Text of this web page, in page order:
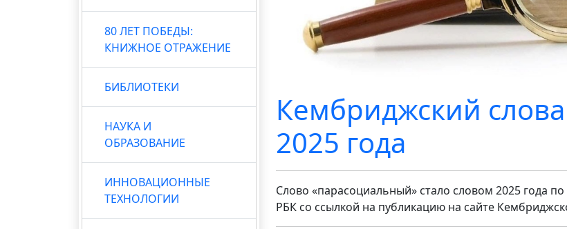
80 ЛЕТ ПОБЕДЫ:
КНИЖНОЕ ОТРАЖЕНИЕ
БИБЛИОТЕКИ
НАУКА И
ОБРАЗОВАНИЕ
ИННОВАЦИОННЫЕ
ТЕХНОЛОГИИ
Кембриджский
2025 года
Слово «парасоциальный» стало словом 2025 года
РБК со ссылкой на публикацию на сайте